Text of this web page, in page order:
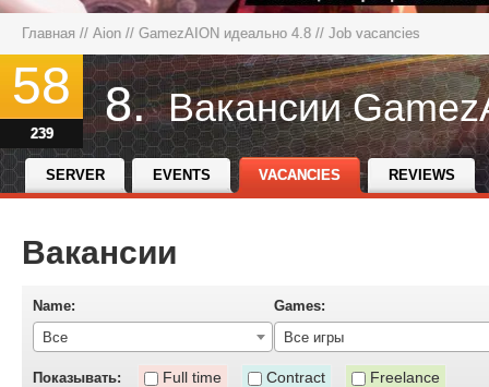
Главная // Aion // GamezAION идеально 4.8 // Job vacancies
58
239
8.
SERVER EVENTS VACANCIES REVIEWS
Вакансии
Name:
Все
Games:
Все игры
Показывать: Full time Contract Freelance